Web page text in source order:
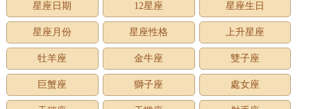
星座日期 12星座 星座生日
星座月份 星座性格 上升星座
牡羊座 金牛座 雙子座
巨蟹座 獅子座 處女座